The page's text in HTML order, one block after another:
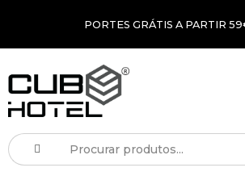
PORTES GRÁTIS A PARTIR